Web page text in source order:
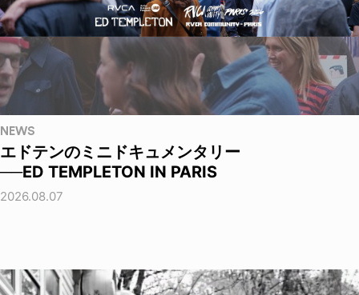
NEWS
エドテンのミニドキュメンタリー
──ED TEMPLETON IN PARIS
2026.08.07